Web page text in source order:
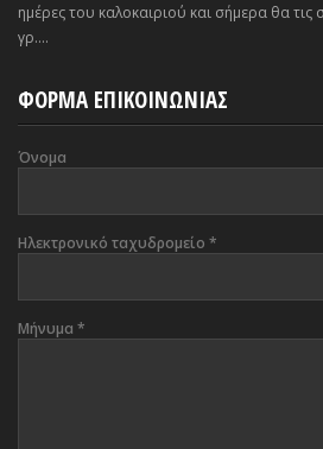
ημέρες του καλοκαιριού και σήμερα θα τις
γρ....
ΦΟΡΜΑ ΕΠΙΚΟΙΝΩΝΙΑΣ
Όνομα
Ηλεκτρονικό ταχυδρομείο *
Μήνυμα *